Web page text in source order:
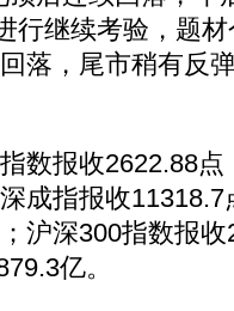
行继续考验，题
落，尾市稍有反
报收2622.88点
成指报收
沪深300指数报
亿。